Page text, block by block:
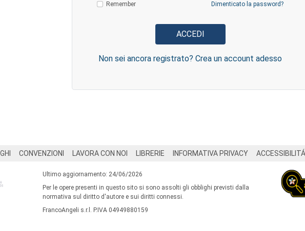
Remember Dimenticato la password?
Non sei ancora registrato? Crea un account adesso
CONVENZIONI LAVORA CON NOI LIBRERIE INFORMATIVA PRIVACY ACCESSIBILITÁ
Ultimo aggiornamento: 24/06/2026
Per le opere presenti in questo sito si sono assolti gli obblighi previsti dalla
normativa sul diritto d'autore e sui diritti connessi.
FrancoAngeli s.r.l. P.IVA 04949880159